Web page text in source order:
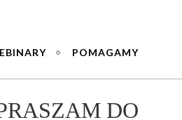
POMAGAMY
DO